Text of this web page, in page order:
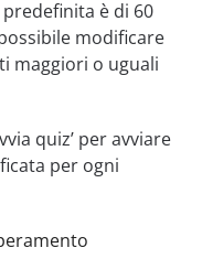
è di 60
modificare
maggiori o uguali
quiz’ per avviare
per ogni